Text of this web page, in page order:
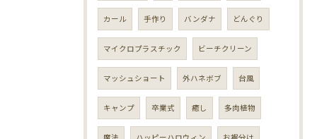
カール 手作り バンダナ どんぐり
マイクロプラスチック ビーチクリーン
マッシュショート 外ハネボブ 台風
キャンプ 卒業式 癒し 多肉植物